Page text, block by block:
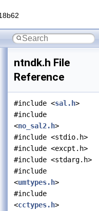
ntndk.h File
Reference
#include <sal.h>
#include
<no_sal2.h>
#include <stdio.h>
#include <excpt.h>
#include <stdarg.h>
#include
<umtypes.h>
#include
<cctypes.h>